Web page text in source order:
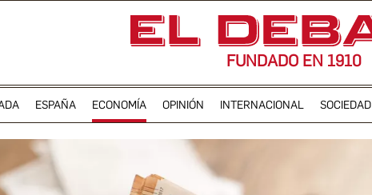
FUNDADO EN 1910
ESPAÑA ECONOMÍA OPINIÓN INTERNACIONAL SOCIEDAD